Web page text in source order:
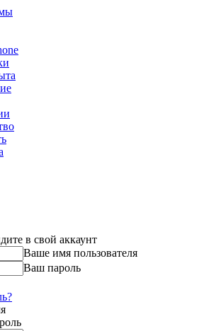
в свой аккаунт
Ваше имя пользователя
Ваш пароль